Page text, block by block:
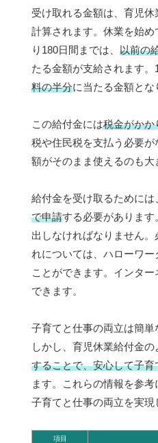
受け取れる金額は、育児
計算されます。休業を始め
り180日間までは、 以前の
たる金額が支給されます。
料の半分に当たる金額とな
この給付金には税金がかか
税や住民税を支払う必要
額がそのまま使えるのも大
給付金を受け取るためには
で申請する必要がありま
出しなければなりません
れについては、ハローワー
ことができます。インタ
できます。
子育てと仕事の両立は簡単
しかし、育児休業給付金の
することで、安心して子育
ます。これらの情報を参考
子育てと仕事の両立を実現
項目